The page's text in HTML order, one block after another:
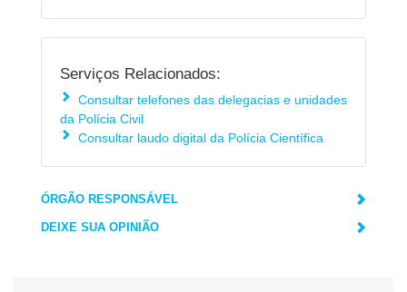
Serviços Relacionados:
Consultar telefones das delegacias e unidades
da Polícia Civil
Consultar laudo digital da Polícia Científica
ÓRGÃO RESPONSÁVEL
DEIXE SUA OPINIÃO